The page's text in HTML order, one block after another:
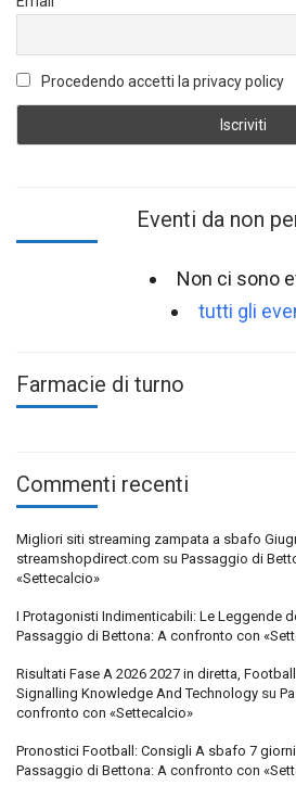
Procedendo accetti la privacy policy
Eventi da non
Non ci sono
tutti gli
Farmacie di turno
Commenti recenti
Migliori siti streaming zampata a sbafo
streamshopdirect.com su Passaggio di
«Settecalcio»
I Protagonisti Indimenticabili: Le Leggende
Passaggio di Bettona: A confronto con
Risultati Fase A 2026 2027 in diretta,
Signalling Knowledge And Technology su
confronto con «Settecalcio»
Pronostici Football: Consigli A sbafo 7
Passaggio di Bettona: A confronto con